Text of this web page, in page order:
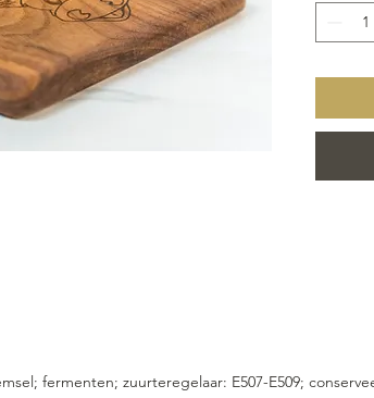
fermenten; zuurteregelaar: E507-E509;